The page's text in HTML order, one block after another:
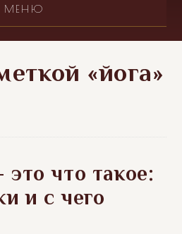
МЕНЮ
«йога»
что такое:
и с чего